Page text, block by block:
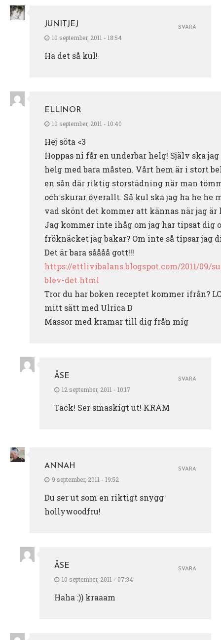
JUNITJEJ
10 september, 2011 - 18:54
Ha det så kul!
SVARA
ELLINOR
10 september, 2011 - 10:40
Hej söta <3
Hoppas ni får en underbar helg! Själv ska jag
helg med bara måsten. Vårt hem är i stort
en sån där riktig storstädning när man
och skurar överallt. Så kul ska jag ha he he
vad skönt det kommer att kännas när jag är
Jag kommer inte ihåg om jag har tipsat dig
fröknäcket jag bakar? Om inte så tipsar jag
Det är bara såååå gott!!!
https://ettlivibalans.blogspot.com/2011/09/
blev-det.html
Tror du har boken receptet kommer ifrån?
mitt sätt med Ulrica D
Massor med kramar till dig från mig
ÅSE
12 september, 2011 - 10:17
Tack! Ser smaskigt ut! KRAM
SVARA
ANNAH
9 september, 2011 - 19:52
Du ser ut som en riktigt snygg
hollywoodfru!
SVARA
ÅSE
10 september, 2011 - 07:34
Haha :)) kraaam
SVARA